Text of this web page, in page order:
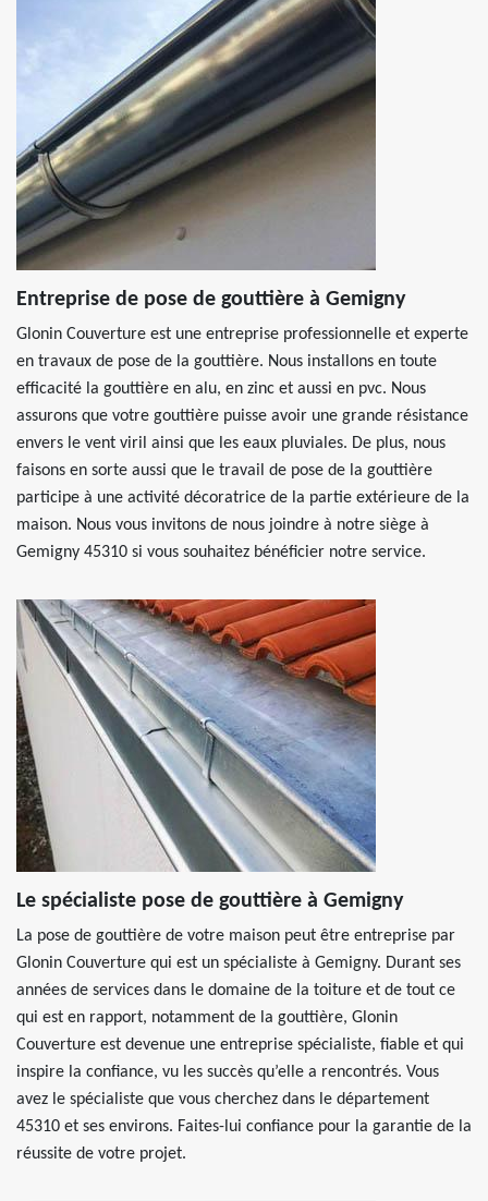
Entreprise de pose de gouttière à Gemigny
Glonin Couverture est une entreprise professionnelle et experte
en travaux de pose de la gouttière. Nous installons en toute
efficacité la gouttière en alu, en zinc et aussi en pvc. Nous
assurons que votre gouttière puisse avoir une grande résistance
envers le vent viril ainsi que les eaux pluviales. De plus, nous
faisons en sorte aussi que le travail de pose de la gouttière
participe à une activité décoratrice de la partie extérieure de la
maison. Nous vous invitons de nous joindre à notre siège à
Gemigny 45310 si vous souhaitez bénéficier notre service.
Le spécialiste pose de gouttière à Gemigny
La pose de gouttière de votre maison peut être entreprise par
Glonin Couverture qui est un spécialiste à Gemigny. Durant ses
années de services dans le domaine de la toiture et de tout ce
qui est en rapport, notamment de la gouttière, Glonin
Couverture est devenue une entreprise spécialiste, fiable et qui
inspire la confiance, vu les succès qu’elle a rencontrés. Vous
avez le spécialiste que vous cherchez dans le département
45310 et ses environs. Faites-lui confiance pour la garantie de la
réussite de votre projet.